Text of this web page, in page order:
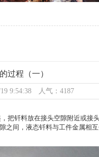
过程（一）
9:54:38 人气：4187
钎料放在接头空隙附近或接
间，液态钎料与工件金属相